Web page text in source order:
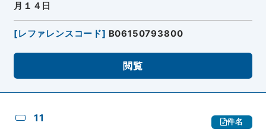
月１４日
[レファレンスコード] B06150793800
閲覧
11 件名